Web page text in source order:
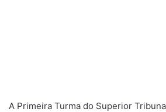
A Primeira Turma do Superior